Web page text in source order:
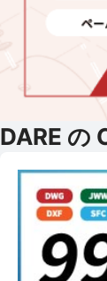
DARE の